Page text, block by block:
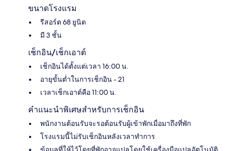
ขนาดโรงแรม
รีสอร์ต 68 ยูนิต
มี 3 ชั้น
เช็กอิน/เช็กเอาต์
เช็กอินได้ตั้งแต่เวลา 16:00 น.
อายุขั้นต่ำในการเช็กอิน - 21
เวลาเช็กเอาต์คือ 11:00 น.
คำแนะนำพิเศษสำหรับการเช็กอิน
พนักงานต้อนรับจะรอต้อนรับผู้เข้าพักเมื่อมาถึงที่พัก
โรงแรมนี้ไม่รับเช็กอินหลังเวลาทำการ